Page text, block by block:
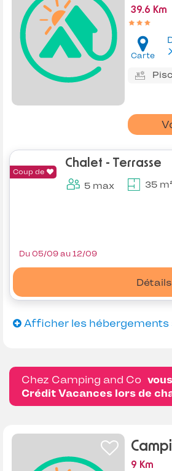
39.6 Km
Carte
Coup de
Chalet - Terrasse
5 max 35
Détails
Du 05/09 au 12/09
Afficher les
Chez Camping and Co
Crédit Vacances lors de
9 Km